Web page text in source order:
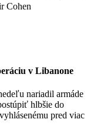
Cohen
v Libanone
nariadil armáde
hlbšie do
pred viac